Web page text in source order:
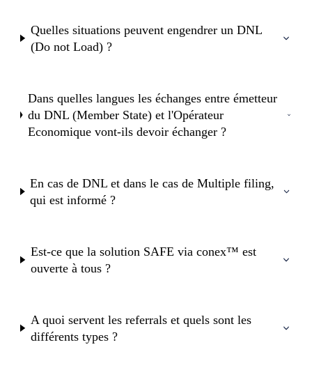
Quelles situations peuvent engendrer un DNL
(Do not Load) ?
Dans quelles langues les échanges entre émetteur
du DNL (Member State) et l'Opérateur
Economique vont-ils devoir échanger ?
En cas de DNL et dans le cas de Multiple filing,
qui est informé ?
Est-ce que la solution SAFE via conex™ est
ouverte à tous ?
A quoi servent les referrals et quels sont les
différents types ?